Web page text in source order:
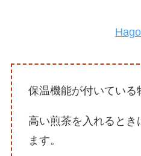
保温機能が付いている
高い煎茶を入れると
ます。